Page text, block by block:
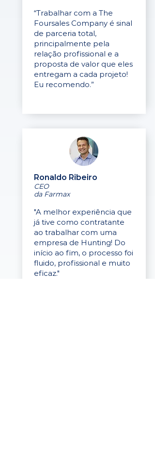
“Trabalhar com a The
Foursales Company é sinal
de parceria total,
principalmente pela
relação profissional e a
proposta de valor que eles
entregam a cada projeto!
Eu recomendo.”
Ronaldo Ribeiro
CEO
da Farmax
"A melhor experiência que
já tive como contratante
ao trabalhar com uma
empresa de Hunting! Do
início ao fim, o processo foi
fluido, profissional e muito
eficaz."